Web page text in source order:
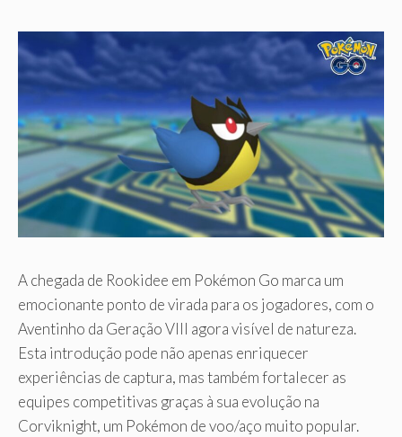
A chegada de Rookidee em Pokémon Go marca um
emocionante ponto de virada para os jogadores, com o
Aventinho da Geração VIII agora visível de natureza.
Esta introdução pode não apenas enriquecer
experiências de captura, mas também fortalecer as
equipes competitivas graças à sua evolução na
Corviknight, um Pokémon de voo/aço muito popular.